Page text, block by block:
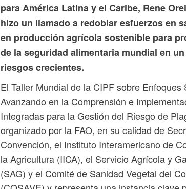
para América Latina y el Caribe, Rene
hizo un llamado a redoblar esfuerzos en
en producción agrícola sostenible para
de la seguridad alimentaria mundial en
riesgos crecientes.
El Taller Mundial de la CIPF sobre Enfoques
Avanzando en la Comprensión e
Integradas para la Gestión del Riesgo de
organizado por la FAO, en su calidad de
Convención, el Instituto Interamericano de
la Agricultura (IICA), el Servicio Agrícola y
(SAG) y el Comité de Sanidad Vegetal del